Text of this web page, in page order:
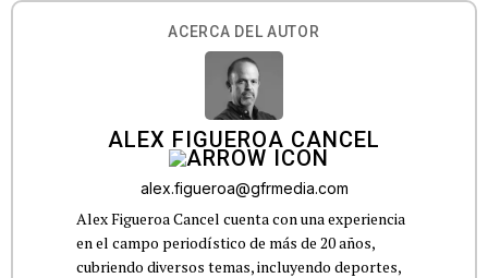
ACERCA DEL AUTOR
ALEX FIGUEROA CANCEL
alex.figueroa@gfrmedia.com
Alex Figueroa Cancel cuenta con una experiencia
en el campo periodístico de más de 20 años,
cubriendo diversos temas, incluyendo deportes,